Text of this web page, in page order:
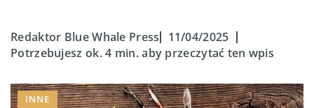
Redaktor Blue Whale Press
11/04/2025
Potrzebujesz ok. 4 min. aby przeczytać ten wpis
INNE